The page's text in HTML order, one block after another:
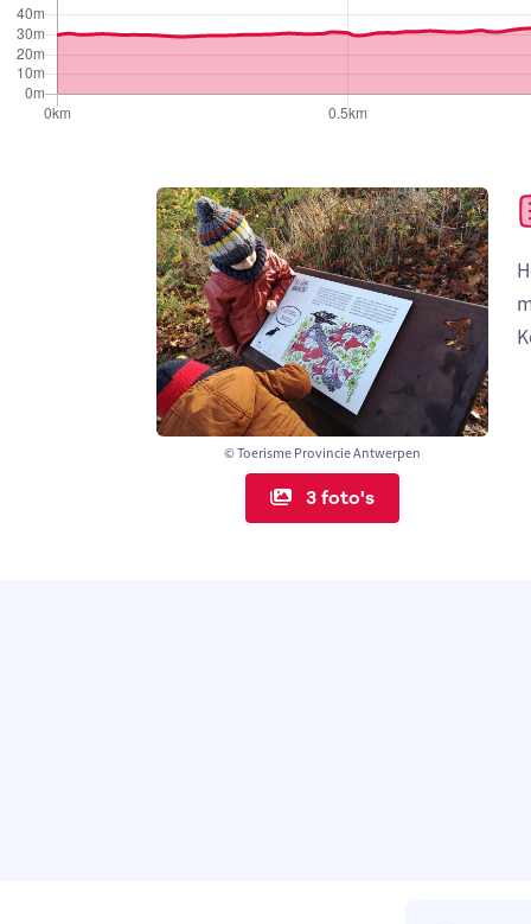
© Toerisme Provincie Antwerpen
3 foto's